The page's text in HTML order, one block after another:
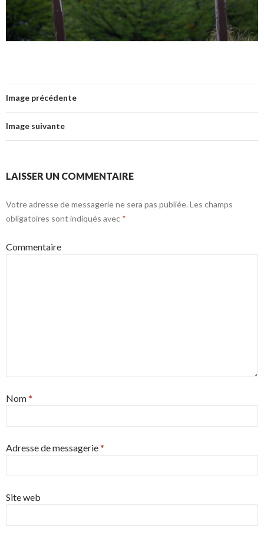
Image précédente
Image suivante
LAISSER UN COMMENTAIRE
Votre adresse de messagerie ne sera pas publiée. Les champs
obligatoires sont indiqués avec *
Commentaire
Nom*
Adresse de messagerie*
Site web